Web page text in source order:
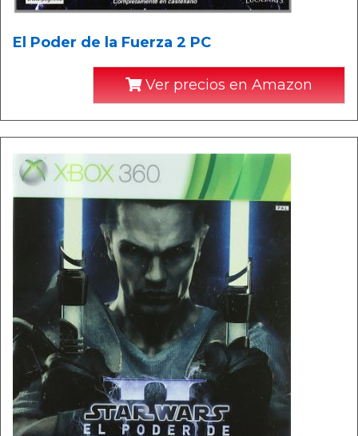
El Poder de la Fuerza 2 PC
Ver precios en Amazon